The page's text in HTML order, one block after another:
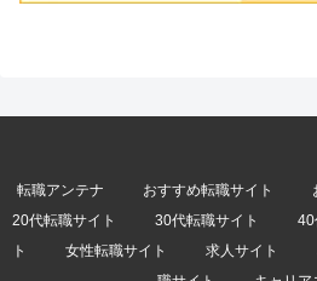
転職アンテナ おすすめ転職サイト
20代転職サイト
30代転職サイト 40
ト
女性転職サイト 求人サイト